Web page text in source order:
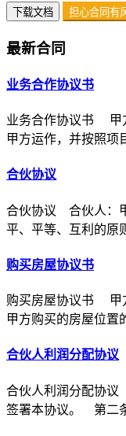
下载文档 担心合同有
最新合同
业务合作协议书
业务合作协议书 甲
甲方运作，并按照项
合伙协议
合伙协议 合伙人：
平、平等、互利的
购买房屋协议书
购买房屋协议书 甲
甲方购买的房屋位置
合伙人利润分配协议
合伙人利润分配协
签署本协议。 第二